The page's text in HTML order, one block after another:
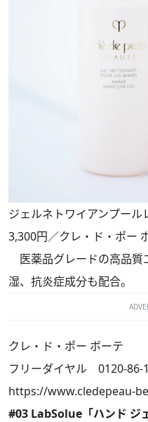
ジェルネトワイアンプー
3,300円／クレ・ド・ポー
医薬品グレードの高品質
湿、抗炎症成分も配合。
クレ・ド・ポー ボーテ
フリーダイヤル 0120-86-
https://www.cledepeau-
#03 LabSolue「ハンド ジ